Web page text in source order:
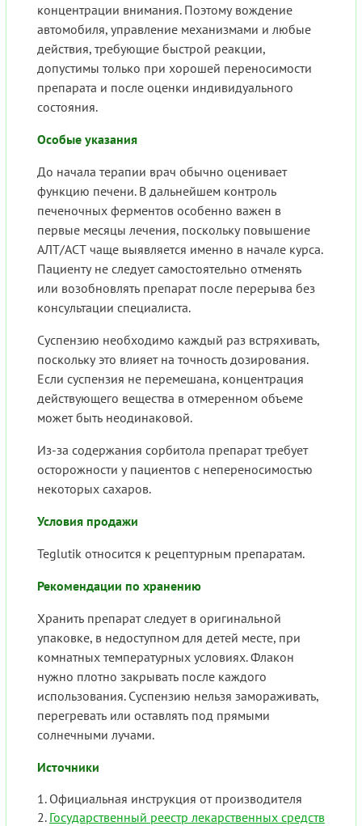
концентрации внимания. Поэтому вождение
автомобиля, управление механизмами и любые
действия, требующие быстрой реакции,
допустимы только при хорошей переносимости
препарата и после оценки индивидуального
состояния.
Особые указания
До начала терапии врач обычно оценивает
функцию печени. В дальнейшем контроль
печеночных ферментов особенно важен в
первые месяцы лечения, поскольку повышение
АЛТ/АСТ чаще выявляется именно в начале курса.
Пациенту не следует самостоятельно отменять
или возобновлять препарат после перерыва без
консультации специалиста.
Суспензию необходимо каждый раз встряхивать,
поскольку это влияет на точность дозирования.
Если суспензия не перемешана, концентрация
действующего вещества в отмеренном объеме
может быть неодинаковой.
Из-за содержания сорбитола препарат требует
осторожности у пациентов с непереносимостью
некоторых сахаров.
Условия продажи
Teglutik относится к рецептурным препаратам.
Рекомендации по хранению
Хранить препарат следует в оригинальной
упаковке, в недоступном для детей месте, при
комнатных температурных условиях. Флакон
нужно плотно закрывать после каждого
использования. Суспензию нельзя замораживать,
перегревать или оставлять под прямыми
солнечными лучами.
Источники
Официальная инструкция от производителя
Государственный реестр лекарственных средств